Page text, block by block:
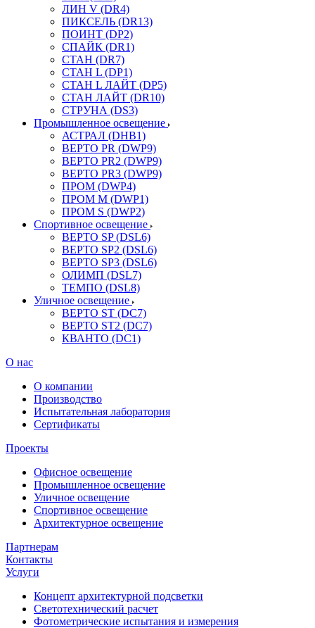
ЛИН V (DR4)
ПИКСЕЛЬ (DR13)
ПОИНТ (DP2)
СПАЙК (DR1)
СТАН (DR7)
СТАН L (DP1)
СТАН L ЛАЙТ (DP5)
СТАН ЛАЙТ (DR10)
СТРУНА (DS3)
Промышленное освещение
АСТРАЛ (DHB1)
ВЕРТО PR (DWP9)
ВЕРТО PR2 (DWP9)
ВЕРТО PR3 (DWP9)
ПРОМ (DWP4)
ПРОМ M (DWP1)
ПРОМ S (DWP2)
Спортивное освещение
ВЕРТО SP (DSL6)
ВЕРТО SP2 (DSL6)
ВЕРТО SP3 (DSL6)
ОЛИМП (DSL7)
ТЕМПО (DSL8)
Уличное освещение
ВЕРТО ST (DC7)
ВЕРТО ST2 (DC7)
КВАНТО (DC1)
О нас
О компании
Производство
Испытательная лаборатория
Сертификаты
Проекты
Офисное освещение
Промышленное освещение
Уличное освещение
Спортивное освещение
Архитектурное освещение
Партнерам
Контакты
Услуги
Концепт архитектурной подсветки
Светотехнический расчет
Фотометрические испытания и измерения